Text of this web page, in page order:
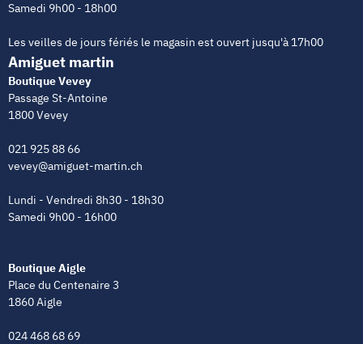
Samedi 9h00 - 18h00
Les veilles de jours fériés le magasin est ouvert jusqu'à 17h00
Amiguet martin
Boutique Vevey
Passage St-Antoine
1800 Vevey
021 925 88 66
vevey@amiguet-martin.ch
Lundi - Vendredi 8h30 - 18h30
Samedi 9h00 - 16h00
Boutique Aigle
Place du Centenaire 3
1860 Aigle
024 468 68 69